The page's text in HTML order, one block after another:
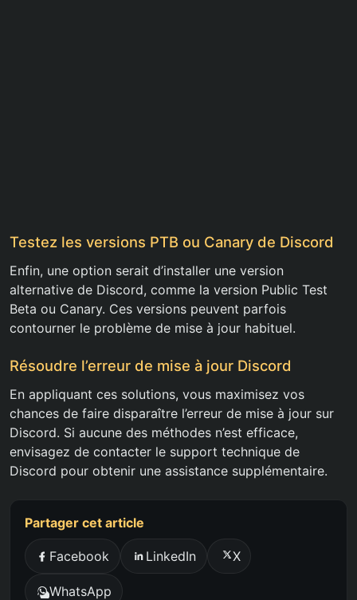
Testez les versions PTB ou Canary de Discord
Enfin, une option serait d’installer une version
alternative de Discord, comme la version Public Test
Beta ou Canary. Ces versions peuvent parfois
contourner le problème de mise à jour habituel.
Résoudre l’erreur de mise à jour Discord
En appliquant ces solutions, vous maximisez vos
chances de faire disparaître l’erreur de mise à jour sur
Discord. Si aucune des méthodes n’est efficace,
envisagez de contacter le support technique de
Discord pour obtenir une assistance supplémentaire.
Partager cet article
Facebook LinkedIn X
WhatsApp